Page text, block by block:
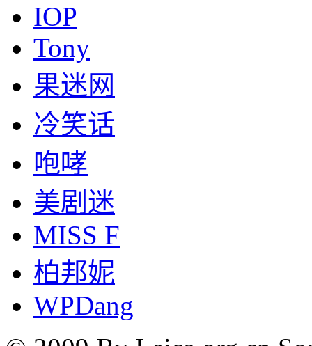
IOP
Tony
果迷网
冷笑话
咆哮
美剧迷
MISS F
柏邦妮
WPDang